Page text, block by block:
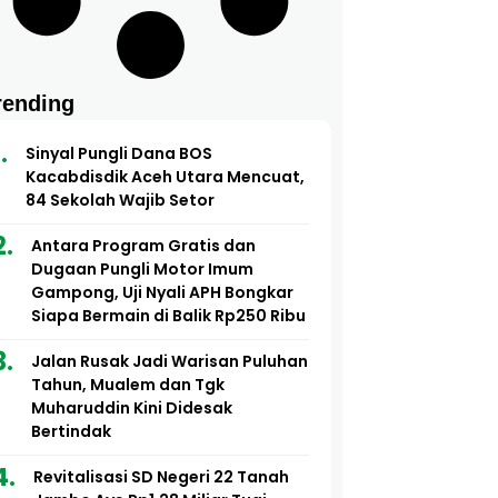
Sinyal Pungli Dana BOS
Kacabdisdik Aceh Utara Mencuat,
84 Sekolah Wajib Setor
Antara Program Gratis dan
Dugaan Pungli Motor Imum
Gampong, Uji Nyali APH Bongkar
Siapa Bermain di Balik Rp250 Ribu
Jalan Rusak Jadi Warisan Puluhan
Tahun, Mualem dan Tgk
Muharuddin Kini Didesak
Bertindak
Revitalisasi SD Negeri 22 Tanah